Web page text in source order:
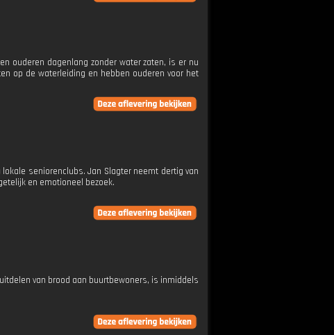
ouderen dagenlang zonder water zaten, is er nu
op de waterleiding en hebben ouderen voor het
seniorenclubs. Jan Slagter neemt dertig van
en emotioneel bezoek.
van brood aan buurtbewoners, is inmiddels